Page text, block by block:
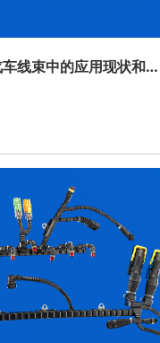
线束中的应用现状和展